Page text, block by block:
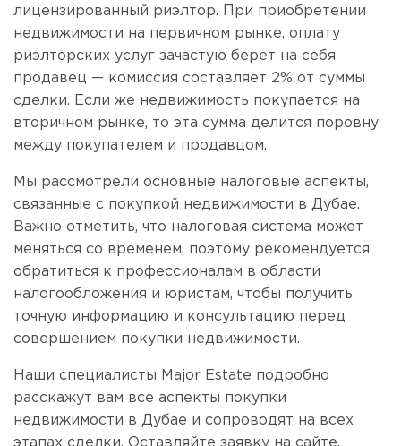
лицензированный риэлтор. При приобретении
недвижимости на первичном рынке, оплату
риэлторских услуг зачастую берет на себя
продавец — комиссия составляет 2% от суммы
сделки. Если же недвижимость покупается на
вторичном рынке, то эта сумма делится поровну
между покупателем и продавцом.
Мы рассмотрели основные налоговые аспекты,
связанные с покупкой недвижимости в Дубае.
Важно отметить, что налоговая система может
меняться со временем, поэтому рекомендуется
обратиться к профессионалам в области
налогообложения и юристам, чтобы получить
точную информацию и консультацию перед
совершением покупки недвижимости.
Наши специалисты Major Estate подробно
расскажут вам все аспекты покупки
недвижимости в Дубае и сопроводят на всех
этапах сделки. Оставляйте заявку на сайте,